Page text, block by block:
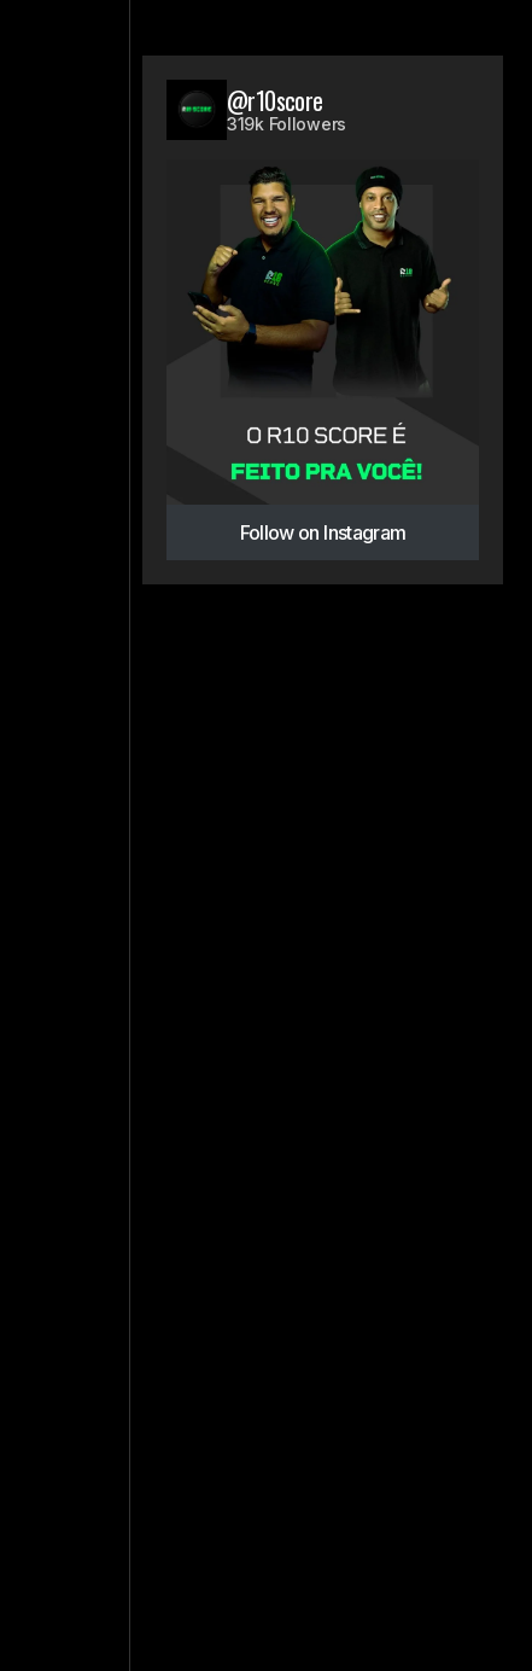
@r10score
319k Followers
Follow on Instagram